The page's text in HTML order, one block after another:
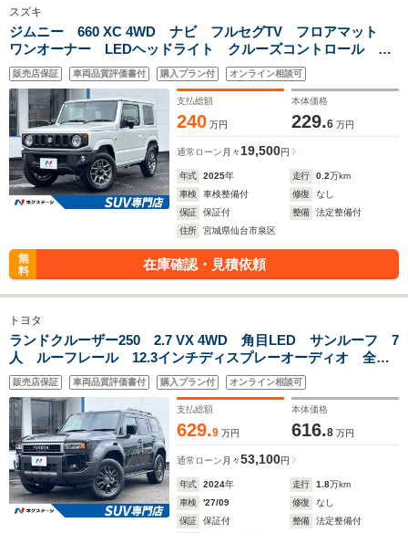
スズキ
ジムニー 660 XC 4WD ナビ フルセグTV フロアマット
ワンオーナー LEDヘッドライト クルーズコントロール 純
正16AW 革巻きステアリング オートエアコン 撥水ファブ
リックシート/シートヒーター 禁煙車
販売店保証 車両品質評価書付 購入プラン付 オンライン相談可
支払総額
240 万円
本体価格
229.6 万円
通常ローン 月々 19,500円
年式 2025年 走行 0.2万km
車検
車検整備付 修復
なし
保証
保証付 整備
法定整備付
住所
宮城県仙台市泉区
無
料
在庫確認・見積依頼
トヨタ
ランドクルーザー250 2.7 VX 4WD 角目LED サンルーフ 7
人 ルーフレール 12.3インチディスプレーオーディオ 全周
囲カメラ デジタルミラー 純正18インチアルミホイール 革
シート/ベンチレーション/シートヒーター 禁煙車
販売店保証 車両品質評価書付 購入プラン付 オンライン相談可
支払総額
629.9 万円
本体価格
616.8 万円
通常ローン 月々53,100円
年式 2024年 走行 1.8万km
車検
'27/09 修復
なし
保証
保証付 整備
法定整備付